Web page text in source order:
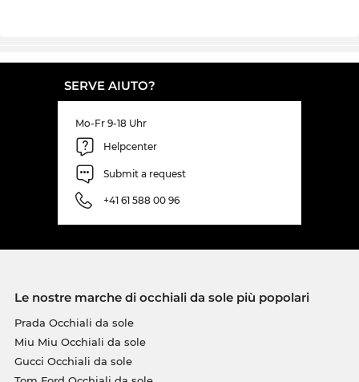
SERVE AIUTO?
Mo-Fr 9-18 Uhr
Helpcenter
Submit a request
+41 61 588 00 96
Le nostre marche di occhiali da sole più popolari
Prada Occhiali da sole
Miu Miu Occhiali da sole
Gucci Occhiali da sole